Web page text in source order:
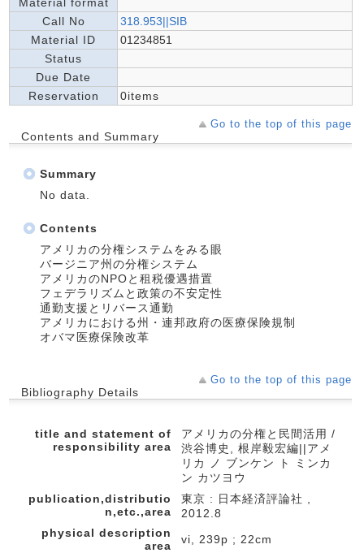
Call No
318.953||SIB
Material ID
01234851
Status
Due Date
Reservation
0items
Go to the top of this page
Contents and Summary
Summary
No data.
Contents
アメリカの分権システムをみる眼
バージニア州の分権システム
アメリカのNPOと租税優遇措置
フェデラリズムと政策の不安定性
通勤支援とリバース通勤
アメリカにおける州・連邦政府の医療保険規制
オバマ医療保険改革
Go to the top of this page
Bibliography Details
title and statement of
responsibility area
アメリカの分権と民間活用 /
渋谷博史, 根岸毅宏編||アメ
リカ ノ ブンケン ト ミンカ
ン カツヨウ
publication,distributio
n,etc.,area
東京 : 日本経済評論社 ,
2012.8
physical description
area
vi, 239p ; 22cm